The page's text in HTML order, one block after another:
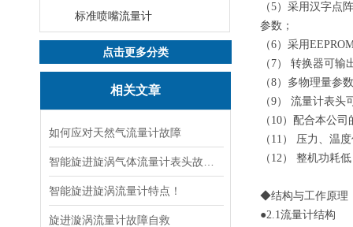
标准喷嘴流量计
点击更多分类
相关文章
如何应对天然气流量计故障
智能旋进旋涡流量计特点！
旋进漩涡流量计故障自救
（5）采用汉字点
参数；
（6）采用
（7） 转换器可
（8）多物理量参
（9） 流量计表
（10）配合本公
（11） 压力、温
（12） 整机功耗
◆结构与工作原理
●2.1流量计结构